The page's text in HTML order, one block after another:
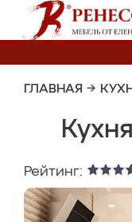
ГЛАВНАЯ →
Рейтинг: